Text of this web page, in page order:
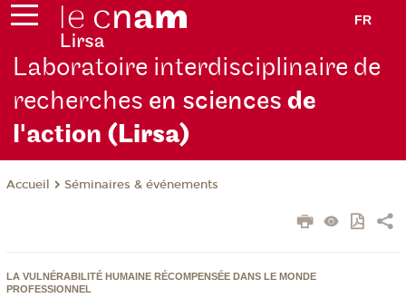
FR
Laboratoire interdisciplinaire de
recherches en sciencesde
l'action (Lirsa)
Accueil Séminaires & événements
LA VULNÉRABILITÉ HUMAINE RÉCOMPENSÉE DANS LE MONDE
PROFESSIONNEL